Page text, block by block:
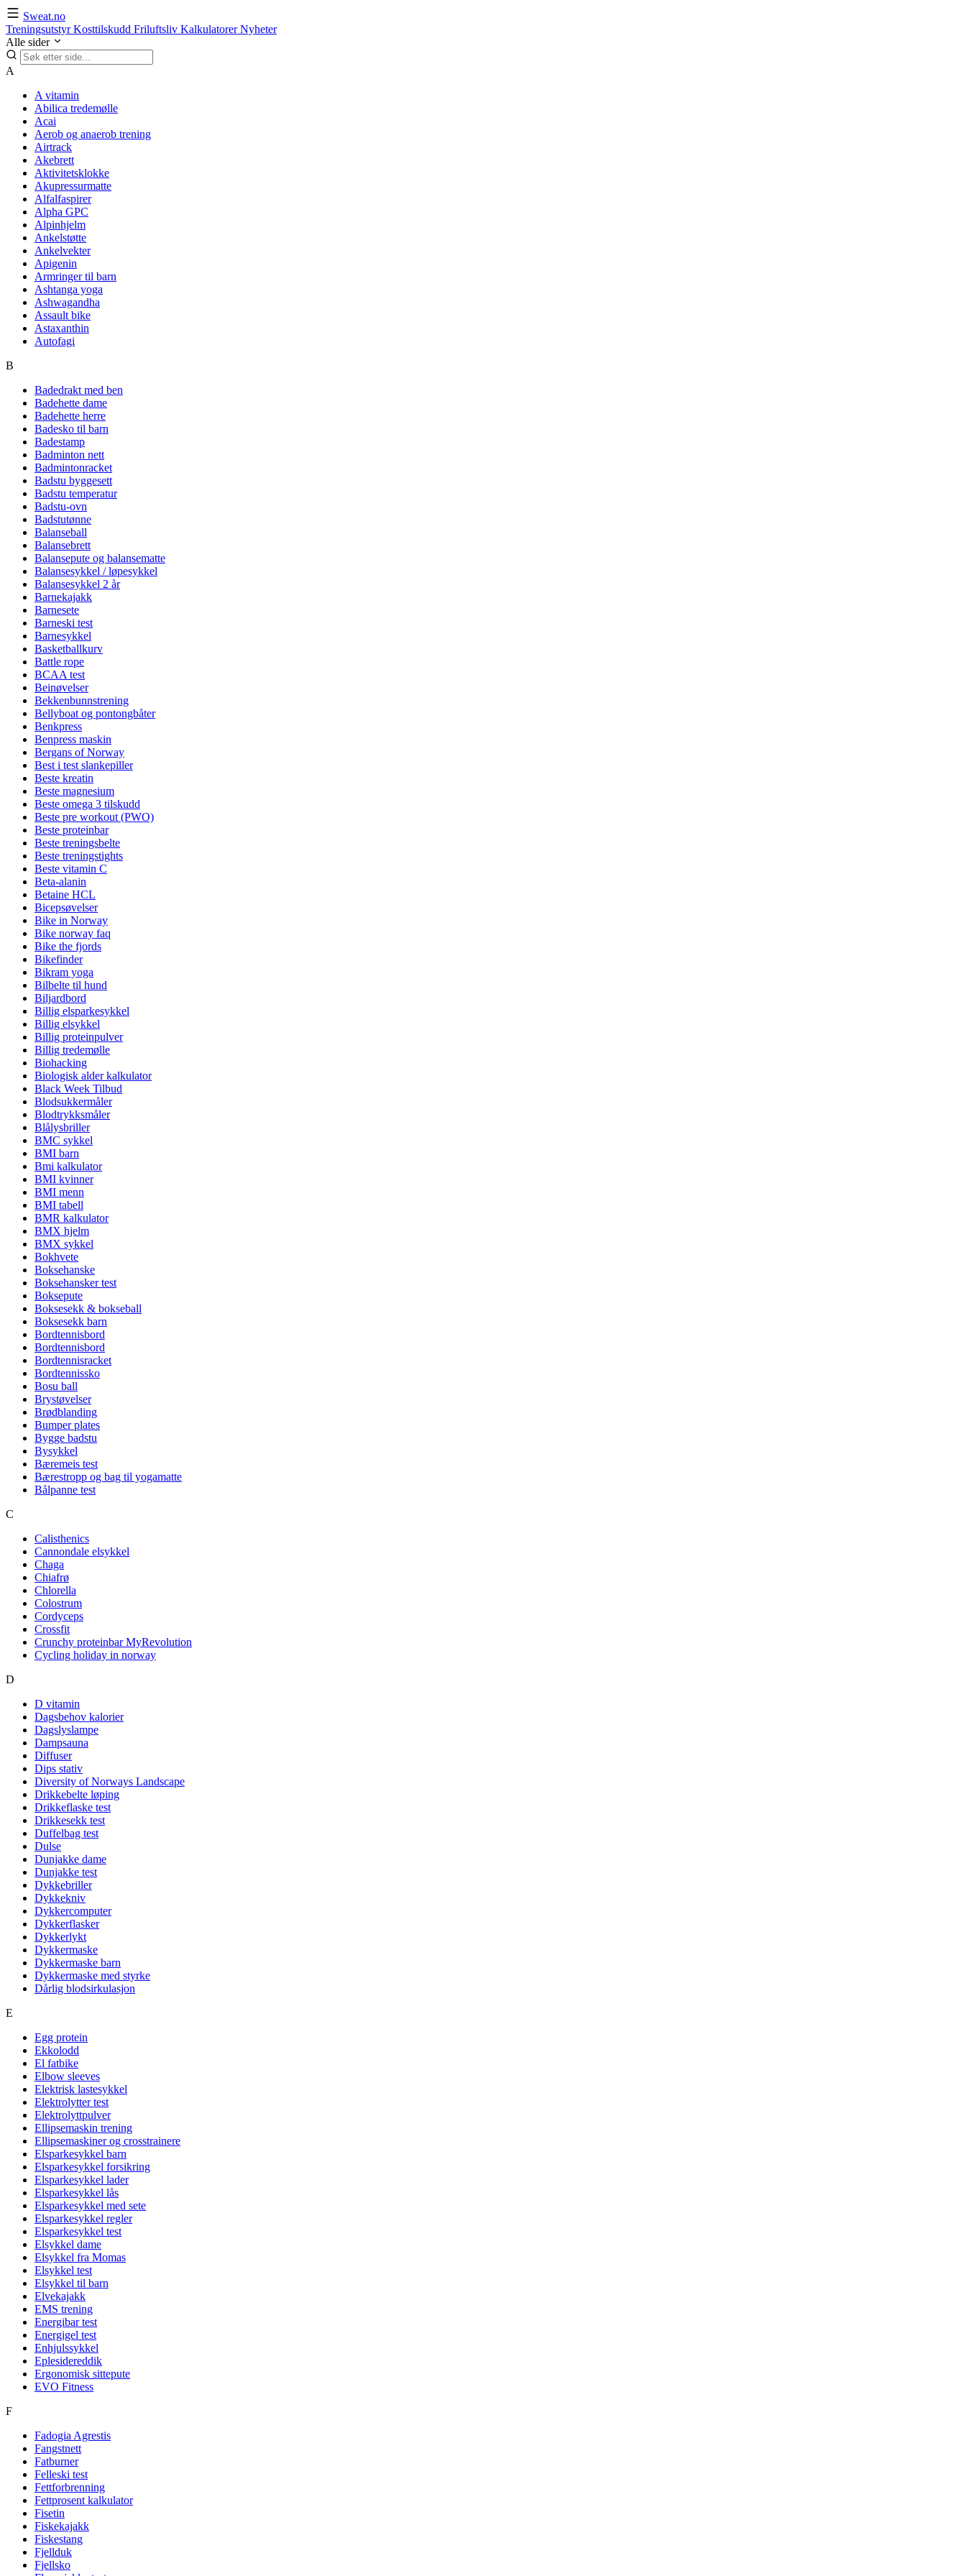
Sweat.no
TreningsutstyrKosttilskudd Friluftsliv KalkulatorerNyheter
Alle sider
A
A vitamin
Abilica tredemølle
Acai
Aerob og anaerob trening
Airtrack
Akebrett
Aktivitetsklokke
Akupressurmatte
Alfalfaspirer
Alpha GPC
Alpinhjelm
Ankelstøtte
Ankelvekter
Apigenin
Armringer til barn
Ashtanga yoga
Ashwagandha
Assault bike
Astaxanthin
Autofagi
B
Badedrakt med ben
Badehette dame
Badehette herre
Badesko til barn
Badestamp
Badminton nett
Badmintonracket
Badstu byggesett
Badstu temperatur
Badstu-ovn
Badstutønne
Balanseball
Balansebrett
Balansepute og balansematte
Balansesykkel / løpesykkel
Balansesykkel 2 år
Barnekajakk
Barnesete
Barneski test
Barnesykkel
Basketballkurv
Battle rope
BCAA test
Beinøvelser
Bekkenbunnstrening
Bellyboat og pontongbåter
Benkpress
Benpress maskin
Bergans of Norway
Best i test slankepiller
Beste kreatin
Beste magnesium
Beste omega 3 tilskudd
Beste pre workout (PWO)
Beste proteinbar
Beste treningsbelte
Beste treningstights
Beste vitamin C
Beta-alanin
Betaine HCL
Bicepsøvelser
Bike in Norway
Bike norway faq
Bike the fjords
Bikefinder
Bikram yoga
Bilbelte til hund
Biljardbord
Billig elsparkesykkel
Billig elsykkel
Billig proteinpulver
Billig tredemølle
Biohacking
Biologisk alder kalkulator
Black Week Tilbud
Blodsukkermåler
Blodtrykksmåler
Blålysbriller
BMC sykkel
BMI barn
Bmi kalkulator
BMI kvinner
BMI menn
BMI tabell
BMR kalkulator
BMX hjelm
BMX sykkel
Bokhvete
Boksehanske
Boksehansker test
Boksepute
Boksesekk & bokseball
Boksesekk barn
Bordtennisbord
Bordtennisbord
Bordtennisracket
Bordtennissko
Bosu ball
Brystøvelser
Brødblanding
Bumper plates
Bygge badstu
Bysykkel
Bæremeis test
Bærestropp og bag til yogamatte
Bålpanne test
C
Calisthenics
Cannondale elsykkel
Chaga
Chiafrø
Chlorella
Colostrum
Cordyceps
Crossfit
Crunchy proteinbar MyRevolution
Cycling holiday in norway
D
D vitamin
Dagsbehov kalorier
Dagslyslampe
Dampsauna
Diffuser
Dips stativ
Diversity of Norways Landscape
Drikkebelte løping
Drikkeflaske test
Drikkesekk test
Duffelbag test
Dulse
Dunjakke dame
Dunjakke test
Dykkebriller
Dykkekniv
Dykkercomputer
Dykkerflasker
Dykkerlykt
Dykkermaske
Dykkermaske barn
Dykkermaske med styrke
Dårlig blodsirkulasjon
E
Egg protein
Ekkolodd
El fatbike
Elbow sleeves
Elektrisk lastesykkel
Elektrolytter test
Elektrolyttpulver
Ellipsemaskin trening
Ellipsemaskiner og crosstrainere
Elsparkesykkel barn
Elsparkesykkel forsikring
Elsparkesykkel lader
Elsparkesykkel lås
Elsparkesykkel med sete
Elsparkesykkel regler
Elsparkesykkel test
Elsykkel dame
Elsykkel fra Momas
Elsykkel test
Elsykkel til barn
Elvekajakk
EMS trening
Energibar test
Energigel test
Enhjulssykkel
Eplesidereddik
Ergonomisk sittepute
EVO Fitness
F
Fadogia Agrestis
Fangstnett
Fatburner
Felleski test
Fettforbrenning
Fettprosent kalkulator
Fisetin
Fiskekajakk
Fiskestang
Fjellduk
Fjellsko